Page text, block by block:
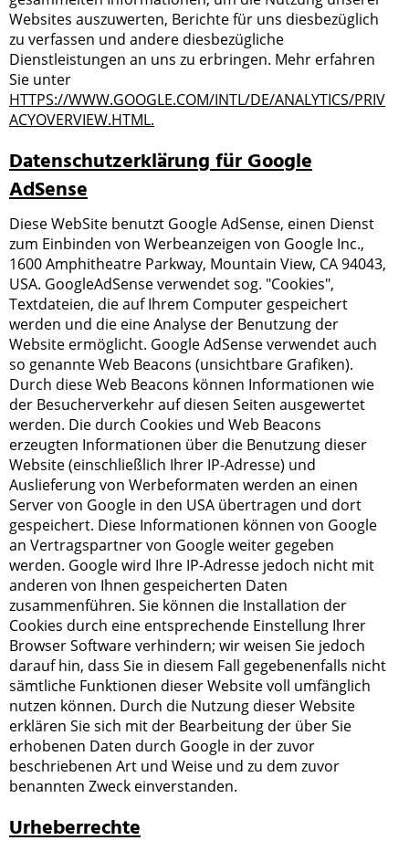
Websites auszuwerten, Berichte für uns diesbezüglich
zu verfassen und andere diesbezügliche
Dienstleistungen an uns zu erbringen. Mehr erfahren
Sie unter
HTTPS://WWW.GOOGLE.COM/INTL/DE/ANALYTICS/PRIV
ACYOVERVIEW.HTML.
Datenschutzerklärung für Google
AdSense
Diese WebSite benutzt Google AdSense, einen Dienst
zum Einbinden von Werbeanzeigen von Google Inc.,
1600 Amphitheatre Parkway, Mountain View, CA 94043,
USA. GoogleAdSense verwendet sog. "Cookies",
Textdateien, die auf Ihrem Computer gespeichert
werden und die eine Analyse der Benutzung der
Website ermöglicht. Google AdSense verwendet auch
so genannte Web Beacons (unsichtbare Grafiken).
Durch diese Web Beacons können Informationen wie
der Besucherverkehr auf diesen Seiten ausgewertet
werden. Die durch Cookies und Web Beacons
erzeugten Informationen über die Benutzung dieser
Website (einschließlich Ihrer IP-Adresse) und
Auslieferung von Werbeformaten werden an einen
Server von Google in den USA übertragen und dort
gespeichert. Diese Informationen können von Google
an Vertragspartner von Google weiter gegeben
werden. Google wird Ihre IP-Adresse jedoch nicht mit
anderen von Ihnen gespeicherten Daten
zusammenführen. Sie können die Installation der
Cookies durch eine entsprechende Einstellung Ihrer
Browser Software verhindern; wir weisen Sie jedoch
darauf hin, dass Sie in diesem Fall gegebenenfalls nicht
sämtliche Funktionen dieser Website voll umfänglich
nutzen können. Durch die Nutzung dieser Website
erklären Sie sich mit der Bearbeitung der über Sie
erhobenen Daten durch Google in der zuvor
beschriebenen Art und Weise und zu dem zuvor
benannten Zweck einverstanden.
Urheberrechte